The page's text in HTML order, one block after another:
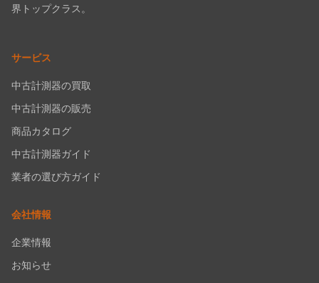
界トップクラス。
サービス
中古計測器の買取
中古計測器の販売
商品カタログ
中古計測器ガイド
業者の選び方ガイド
会社情報
企業情報
お知らせ